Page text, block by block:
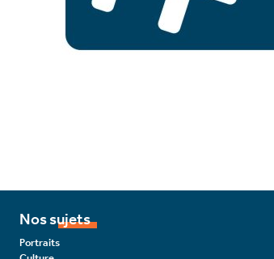
Nos sujets
Portraits